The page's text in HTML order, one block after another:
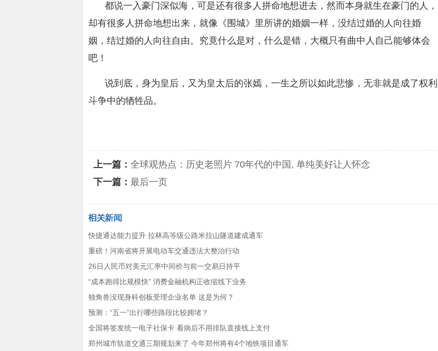
都说一入豪门深似海，可是还有很多人拼命地想进去，然而本身就生在豪门的人，
却有很多人拼命地想出来，就像《围城》里所讲的婚姻一样，没结过婚的人向往婚
姻，结过婚的人向往自由。究竟什么是对，什么是错，大概只有曲中人自己能够体会
吧！
说到底，身为皇后，又为皇太后的张嫣，一生之所以如此悲惨，无非就是成了权利
斗争中的牺牲品。
上一篇： 全球观热点：历史老照片 70年代的中国, 单纯美好让人怀念
下一篇： 最后一页
快捷通达能力提升 拉林高等级公路米拉山隧道建成通车
重磅！河南省将开展电动车交通违法大整治行动
26日人民币对美元汇率中间价与前一交易日持平
“成本跑得比规模快” 消费金融机构正收缩线下业务
独角兽没现身科创板受理企业名单 这是为何？
预测：“五一”出行哪些路段比较拥堵？
全国将签发统一电子社保卡 看病后不用排队直接线上支付
郑州城市轨道交通三期规划来了 今年郑州将有4个地铁项目通车